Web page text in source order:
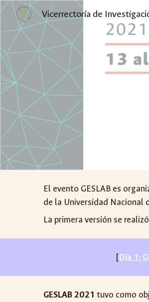
Vicerrectoría de
El evento GESLAB es
de la Universidad Nacional
La primera versión se
[Día 1:
GESLAB 2021 tuvo como